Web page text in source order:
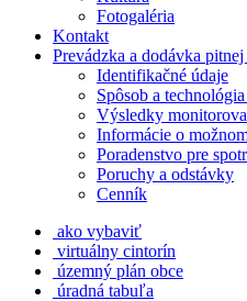
Fotogaléria
Kontakt
Prevádzka a dodávka
Identifikačné údaje
Spôsob a
Výsledky
Informácie o
Poradenstvo pre
Poruchy a odstávky
Cenník
ako vybaviť
virtuálny cintorín
územný plán obce
úradná tabuľa